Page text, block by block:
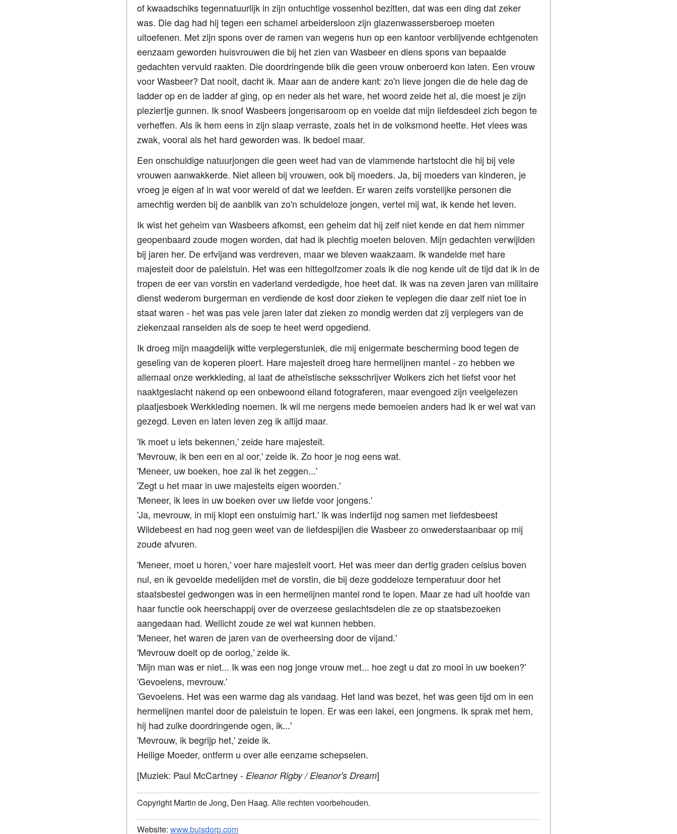
of kwaadschiks tegennatuurlijk in zijn ontuchtige vossenhol bezitten, dat was een ding dat zeker
was. Die dag had hij tegen een schamel arbeidersloon zijn glazenwassersberoep moeten
uitoefenen. Met zijn spons over de ramen van wegens hun op een kantoor verblijvende echtgenoten
eenzaam geworden huisvrouwen die bij het zien van Wasbeer en diens spons van bepaalde
gedachten vervuld raakten. Die doordringende blik die geen vrouw onberoerd kon laten. Een vrouw
voor Wasbeer? Dat nooit, dacht ik. Maar aan de andere kant: zo'n lieve jongen die de hele dag de
ladder op en de ladder af ging, op en neder als het ware, het woord zeide het al, die moest je zijn
pleziertje gunnen. Ik snoof Wasbeers jongensaroom op en voelde dat mijn liefdesdeel zich begon te
verheffen. Als ik hem eens in zijn slaap verraste, zoals het in de volksmond heette. Het vlees was
zwak, vooral als het hard geworden was. Ik bedoel maar.
Een onschuldige natuurjongen die geen weet had van de vlammende hartstocht die hij bij vele
vrouwen aanwakkerde. Niet alleen bij vrouwen, ook bij moeders. Ja, bij moeders van kinderen, je
vroeg je eigen af in wat voor wereld of dat we leefden. Er waren zelfs vorstelijke personen die
amechtig werden bij de aanblik van zo'n schuldeloze jongen, vertel mij wat, ik kende het leven.
Ik wist het geheim van Wasbeers afkomst, een geheim dat hij zelf niet kende en dat hem nimmer
geopenbaard zoude mogen worden, dat had ik plechtig moeten beloven. Mijn gedachten verwijlden
bij jaren her. De erfvijand was verdreven, maar we bleven waakzaam. Ik wandelde met hare
majesteit door de paleistuin. Het was een hittegolfzomer zoals ik die nog kende uit de tijd dat ik in de
tropen de eer van vorstin en vaderland verdedigde, hoe heet dat. Ik was na zeven jaren van militaire
dienst wederom burgerman en verdiende de kost door zieken te veplegen die daar zelf niet toe in
staat waren - het was pas vele jaren later dat zieken zo mondig werden dat zij verplegers van de
ziekenzaal ranselden als de soep te heet werd opgediend.
Ik droeg mijn maagdelijk witte verplegerstuniek, die mij enigermate bescherming bood tegen de
geseling van de koperen ploert. Hare majesteit droeg hare hermelijnen mantel - zo hebben we
allemaal onze werkkleding, al laat de atheïstische seksschrijver Wolkers zich het liefst voor het
naaktgeslacht nakend op een onbewoond eiland fotograferen, maar evengoed zijn veelgelezen
plaatjesboek Werkkleding noemen. Ik wil me nergens mede bemoeien anders had ik er wel wat van
gezegd. Leven en laten leven zeg ik altijd maar.
'Ik moet u iets bekennen,' zeide hare majesteit.
'Mevrouw, ik ben een en al oor,' zeide ik. Zo hoor je nog eens wat.
'Meneer, uw boeken, hoe zal ik het zeggen...'
'Zegt u het maar in uwe majesteits eigen woorden.'
'Meneer, ik lees in uw boeken over uw liefde voor jongens.'
'Ja, mevrouw, in mij klopt een onstuimig hart.' Ik was indertijd nog samen met liefdesbeest
Wildebeest en had nog geen weet van de liefdespijlen die Wasbeer zo onwederstaanbaar op mij
zoude afvuren.
'Meneer, moet u horen,' voer hare majesteit voort. Het was meer dan dertig graden celsius boven
nul, en ik gevoelde medelijden met de vorstin, die bij deze goddeloze temperatuur door het
staatsbestel gedwongen was in een hermelijnen mantel rond te lopen. Maar ze had uit hoofde van
haar functie ook heerschappij over de overzeese geslachtsdelen die ze op staatsbezoeken
aangedaan had. Wellicht zoude ze wel wat kunnen hebben.
'Meneer, het waren de jaren van de overheersing door de vijand.'
'Mevrouw doelt op de oorlog,' zeide ik.
'Mijn man was er niet... Ik was een nog jonge vrouw met... hoe zegt u dat zo mooi in uw boeken?'
'Gevoelens, mevrouw.'
'Gevoelens. Het was een warme dag als vandaag. Het land was bezet, het was geen tijd om in een
hermelijnen mantel door de paleistuin te lopen. Er was een lakei, een jongmens. Ik sprak met hem,
hij had zulke doordringende ogen, ik...'
'Mevrouw, ik begrijp het,' zeide ik.
Heilige Moeder, ontferm u over alle eenzame schepselen.
[Muziek: Paul McCartney - Eleanor Rigby / Eleanor's Dream]
Copyright Martin de Jong, Den Haag. Alle rechten voorbehouden.
Website: www.buisdorp.com